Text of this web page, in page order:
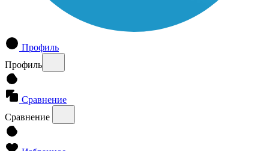
Профиль
Профиль
Сравнение
Сравнение